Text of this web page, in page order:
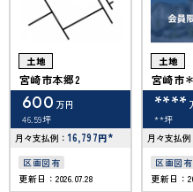
土地
宮崎市本郷2
600 万円
46.59坪
月々支払例： 16,797円*
区画図有
更新日：2026.07.28
土地
宮崎市
****
**坪
月々支払例
区画図有
更新日：